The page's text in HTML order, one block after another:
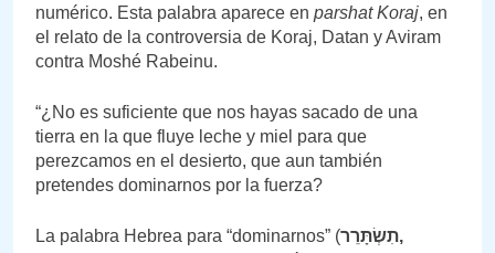
numérico. Esta palabra aparece en parshat Koraj, en
el relato de la controversia de Koraj, Datan y Aviram
contra Moshé Rabeinu.
“¿No es suficiente que nos hayas sacado de una
tierra en la que fluye leche y miel para que
perezcamos en el desierto, que aun también
pretendes dominarnos por la fuerza?
La palabra Hebrea para “dominarnos” (
תִשְׂתָּרֵר,